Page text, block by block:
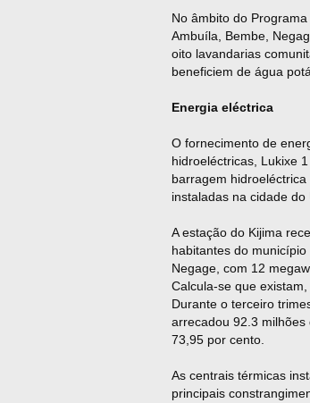
No âmbito do
Ambuíla, Bembe,
oito lavandarias
beneficiem de água
Energia eléctrica
O fornecimento de
hidroeléctricas, Lukixe
barragem
instaladas na cidade do
A estação do Kijima
habitantes do
Negage, com 12
Calcula-se que
Durante o terceiro
arrecadou 92.3
73,95 por cento.
As centrais térmicas
principais